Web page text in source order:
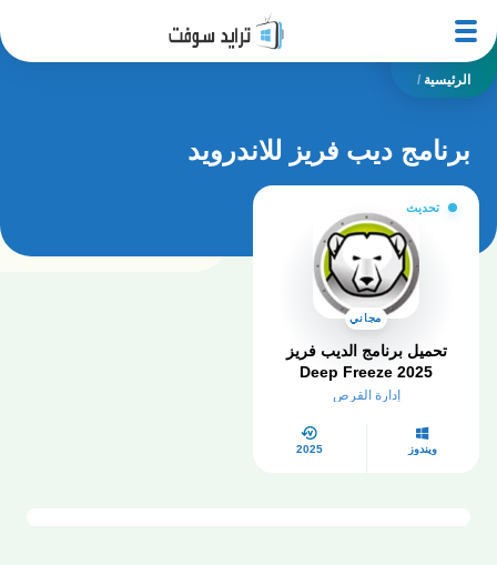
الرئيسية /
برنامج ديب فريز للاندرويد
تحديث
مجاني
تحميل برنامج الديب فريز
2025 Deep Freeze
للكمبيوتر كامل
إدارة القرص
ويندوز 2025